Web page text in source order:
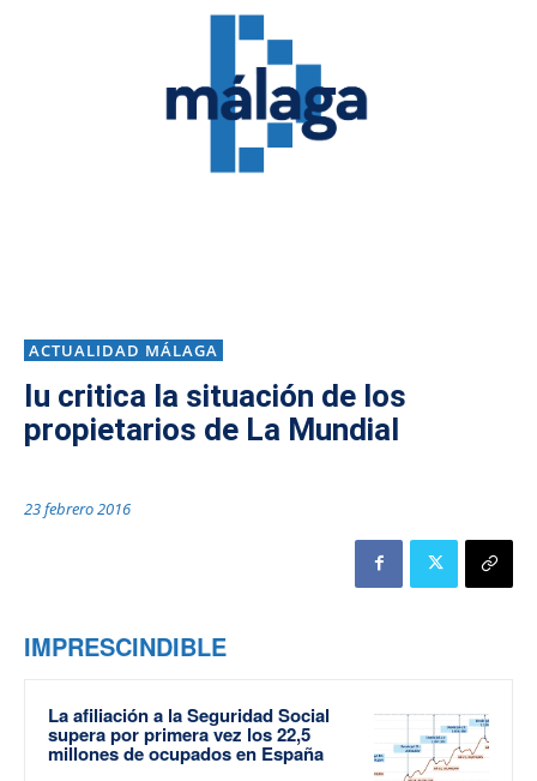
ACTUALIDAD MÁLAGA
Iu critica la situación de los
propietarios de La Mundial
23 febrero 2016
IMPRESCINDIBLE
La afiliación a la Seguridad Social
supera por primera vez los 22,5
millones de ocupados en España